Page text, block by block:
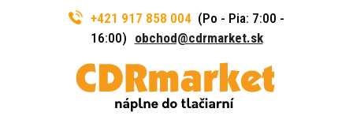
+421 917 858 004 (Po - Pia: 7:00 -
16:00) obchod@cdrmarket.sk